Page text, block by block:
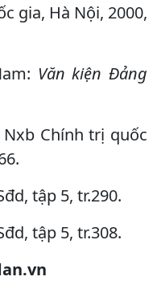
gia, Hà Nội, 2000,
Văn kiện Đảng
Nxb Chính trị quốc
tập 5, tr.290.
tập 5, tr.308.